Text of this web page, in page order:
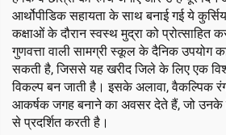
आर्थोपीडिक सहायता के साथ बनाई गई ये
कक्षाओं के दौरान स्वस्थ मुद्रा को प्रोत्साहित
गुणवत्ता वाली सामग्री स्कूल के दैनिक उपयोग
सकती है, जिससे यह खरीद जिले के लिए एक
विकल्प बन जाती है। इसके अलावा, वैकल्पिक
आकर्षक जगह बनाने का अवसर देते हैं, जो उनके
से प्रदर्शित करती है।